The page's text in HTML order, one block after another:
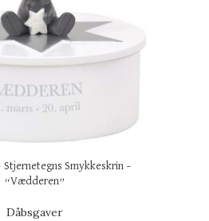
Stjernetegns Smykkeskrin –
“Vædderen”
Dåbsgaver